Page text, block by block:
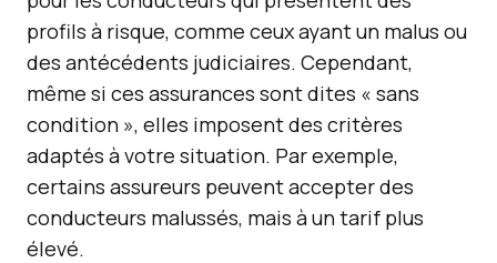
profils à risque, comme ceux ayant un malus ou
des antécédents judiciaires. Cependant,
même si ces assurances sont dites « sans
condition », elles imposent des critères
adaptés à votre situation. Par exemple,
certains assureurs peuvent accepter des
conducteurs malussés, mais à un tarif plus
élevé.